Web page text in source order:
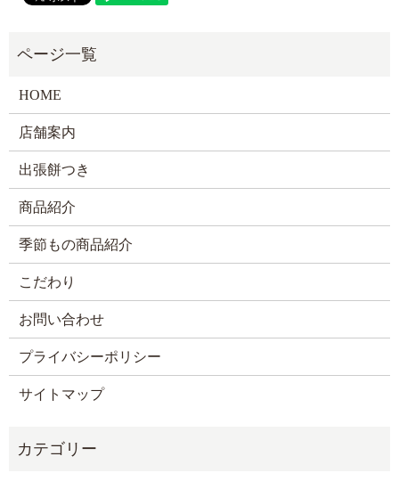
HOME
店舗案内
出張餅つき
商品紹介
季節もの商品紹介
こだわり
お問い合わせ
プライバシーポリシー
サイトマップ